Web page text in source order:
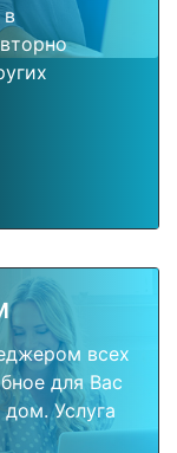
в
всех
для Вас
Услуга